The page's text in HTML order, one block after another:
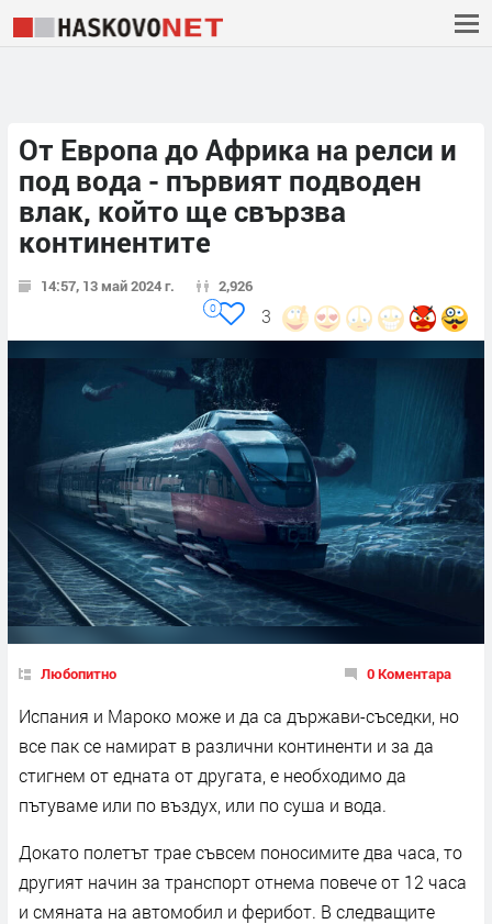
От Европа до Африка на релси и
под вода - първият подводен
влак, който ще свързва
континентите
14:57, 13 май 2024 г. 2,926
3
0
Любопитно 0 Коментара
Испания и Мароко може и да са държави-съседки, но
все пак се намират в различни континенти и за да
стигнем от едната от другата, е необходимо да
пътуваме или по въздух, или по суша и вода.
Докато полетът трае съвсем поносимите два часа, то
другият начин за транспорт отнема повече от 12 часа
и смяната на автомобил и ферибот. В следващите